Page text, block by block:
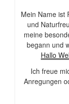
Mein Name ist
und
meine
begann und
Hallo
Ich freue
Anregungen